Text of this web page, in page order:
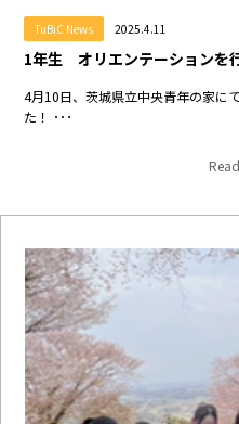
TuBiC News 2025.4.11
1年生 オリエンテーションを
4月10日、茨城県立中央青年の家に
た！ ･･･